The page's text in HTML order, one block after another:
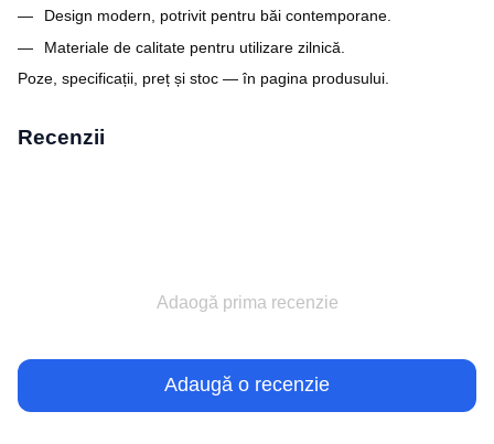
Design modern, potrivit pentru băi contemporane.
Materiale de calitate pentru utilizare zilnică.
Poze, specificații, preț și stoc — în pagina produsului.
Recenzii
Adaogă prima recenzie
Adaugă o recenzie